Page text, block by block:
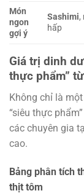
Món
ngon
gợi ý
Sashimi,
hấp
Giá trị dinh
thực phẩm”
Không chỉ là
“siêu thực
các chuyên gia
cao.
Bảng phân tích
thịt tôm